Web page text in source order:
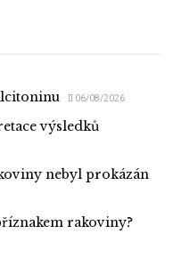
06/08/2026
výsledků
nebyl prokázán
rakoviny?